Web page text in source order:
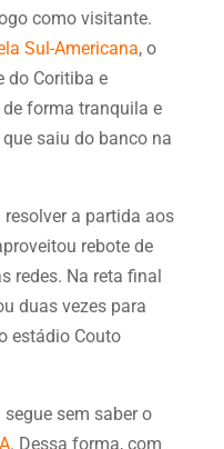
como visitante.
Sul-Americana, o
do Coritiba e
forma tranquila e
saiu do banco na
a partida aos
rebote de
redes. Na reta final
duas vezes para
estádio Couto
sem saber o
. Dessa forma, com